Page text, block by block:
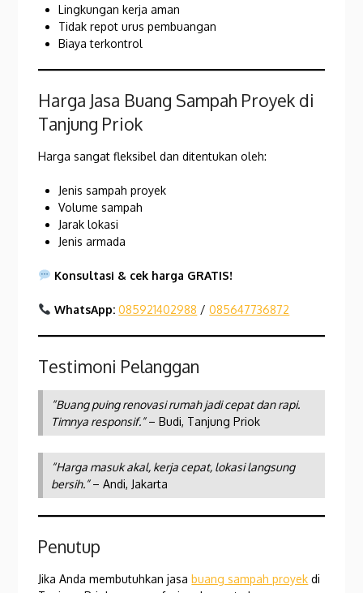
Lingkungan kerja aman
Tidak repot urus pembuangan
Biaya terkontrol
Harga Jasa Buang Sampah Proyek di
Tanjung Priok
Harga sangat fleksibel dan ditentukan oleh:
Jenis sampah proyek
Volume sampah
Jarak lokasi
Jenis armada
Konsultasi & cek harga GRATIS!
WhatsApp: 085921402988 /085647736872
Testimoni Pelanggan
“Buang puing renovasi rumah jadi cepat dan rapi.
Timnya responsif.”– Budi, Tanjung Priok
“Harga masuk akal, kerja cepat, lokasi langsung
bersih.”– Andi, Jakarta
Penutup
Jika Anda membutuhkan jasabuang sampah proyek di